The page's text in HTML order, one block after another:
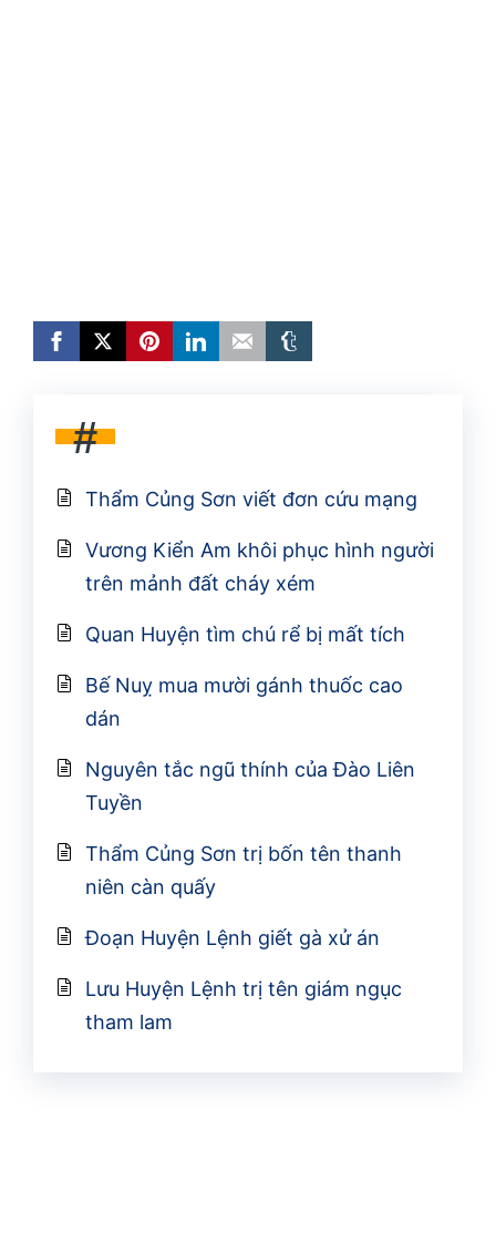
#
Thẩm Củng Sơn viết đơn cứu mạng
Vương Kiển Am khôi phục hình người
trên mảnh đất cháy xém
Quan Huyện tìm chú rể bị mất tích
Bế Nuỵ mua mười gánh thuốc cao
dán
Nguyên tắc ngũ thính của Đào Liên
Tuyền
Thẩm Củng Sơn trị bốn tên thanh
niên càn quấy
Đoạn Huyện Lệnh giết gà xử án
Lưu Huyện Lệnh trị tên giám ngục
tham lam